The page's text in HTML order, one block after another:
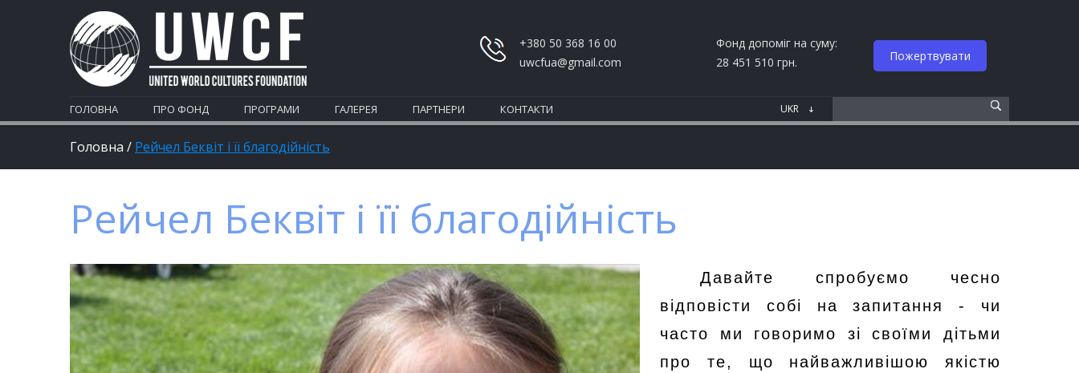
+380 50 368 16 00
uwcfua@gmail.com
Фонд допоміг на суму:
28 451 510 грн.
Пожертвувати
ГОЛОВНА ПРО ФОНД ПРОГРАМИ ГАЛЕРЕЯ ПАРТНЕРИ КОНТАКТИ
Головна / Рейчел Беквіт і її благодійність
Рейчел Беквіт і її благодійність
Давайте спробуємо чесно
відповісти собі на запитання - чи
часто ми говоримо зі своїми дітьми
про те, що найважливішою якістю